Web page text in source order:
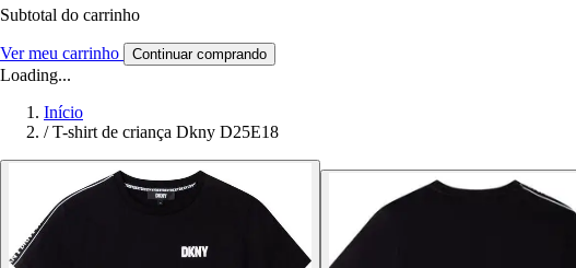
Subtotal do carrinho
Ver meu carrinho Continuar comprando
Loading...
Início
/ T-shirt de criança Dkny D25E18